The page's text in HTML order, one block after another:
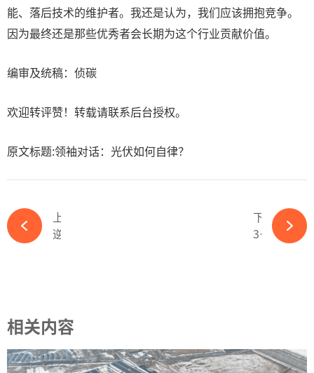
能、落后技术的维护者。我还是认为，我们应该拥抱竞争。
因为最终还是那些优秀者会长期为这个行业贡献价值。
编审及统稿：侦碳
欢迎转评赞！转载请联系后台授权。
原文标题:领袖对话：光伏如何自律？
下一篇
31.0%！捷泰科技TOPCon/钙钛矿叠层电池效率再突破-必赢体育app官方平台
相关内容